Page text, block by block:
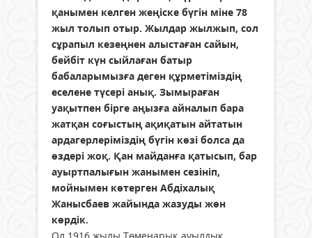
қанымен келген жеңіске бүгін міне 78
жыл толып отыр. Жылдар жылжып, сол
сұрапыл кезеңнен алыстаған сайын,
бейбіт күн сыйлаған батыр
бабаларымызға деген құрметіміздің
еселене түсері анық. Зымыраған
уақытпен бірге аңызға айналып бара
жатқан соғыстың ақиқатын айтатын
ардагерлеріміздің бүгін көзі болса да
өздері жоқ. Қан майданға қатысып, бар
ауыртпалығын жанымен сезініп,
мойнымен көтерген Абдіхалық
Жанысбаев жайында жазуды жөн
көрдік.